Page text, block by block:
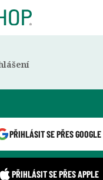
PŘIHLÁSIT SE PŘES GOOGLE
PŘIHLÁSIT SE PŘES APPLE